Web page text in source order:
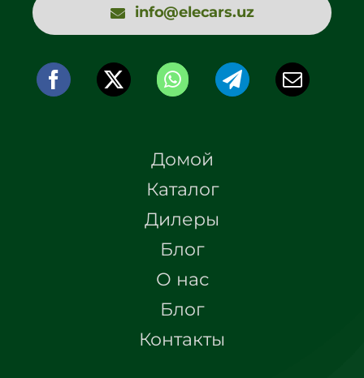
info@elecars.uz
Домой
Каталог
Дилеры
Блог
О нас
Блог
Контакты